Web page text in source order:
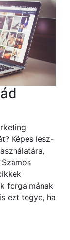
Képes lesz-
forgalmának
ezt tegye, ha